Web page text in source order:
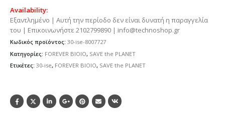
Availability:
Εξαντλημένο | Αυτή την περίοδο δεν είναι δυνατή η παραγγελία
του | Επικοινωνήστε 2102799890 | info@technoshop.gr
Κωδικός προϊόντος: 30-ise-8007727
Κατηγορίες: FOREVER BIOIO, SAVE the PLANET
Ετικέτες: 30-ise, FOREVER BIOIO, SAVE the PLANET